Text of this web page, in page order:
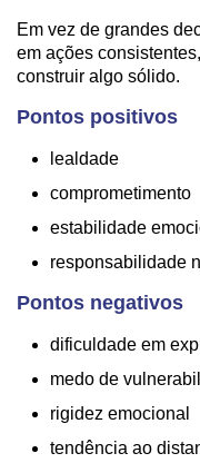
Em vez de grandes
em ações
construir algo sólido.
Pontos positivos
lealdade
comprometimento
estabilidade
responsabilidade
Pontos negativos
dificuldade em
medo de
rigidez emocional
tendência ao